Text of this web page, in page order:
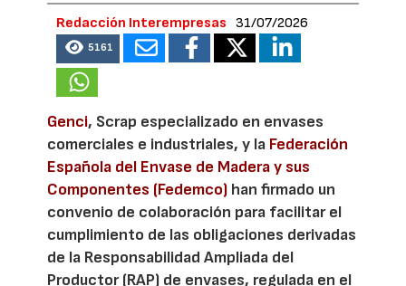
Redacción Interempresas 31/07/2026
5161
Genci, Scrap especializado en envases
comerciales e industriales, y la Federación
Española del Envase de Madera y sus
Componentes (Fedemco) han firmado un
convenio de colaboración para facilitar el
cumplimiento de las obligaciones derivadas
de la Responsabilidad Ampliada del
Productor (RAP) de envases, regulada en el